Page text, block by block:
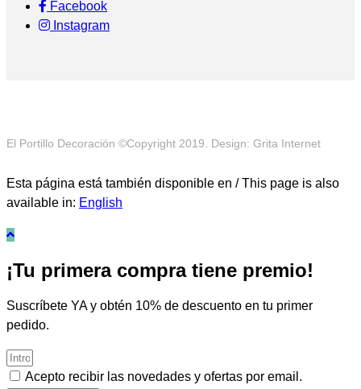
Facebook
Instagram
El Portillo Decoración ©Copyright 2019. Design: Grita Internet
Esta página está también disponible en / This page is also
available in: English
¡Tu primera compra tiene premio!
Suscríbete YA y obtén 10% de descuento en tu primer
pedido.
Acepto recibir las novedades y ofertas por email.